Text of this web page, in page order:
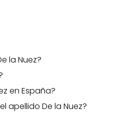
la Nuez?
en España?
apellido De la Nuez?